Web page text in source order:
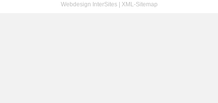
Webdesign InterSites| XML-Sitemap